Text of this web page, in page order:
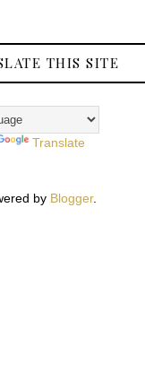
THIS SITE
Translate
by Blogger.